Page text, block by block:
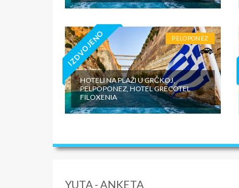
IZDVOJENO PELOPONEZ
HOTELI NA PLAŽI U GRČKOJ,
PELPOPONEZ, HOTEL GRECOTEL
FILOXENIA
YUTA - ANKETA